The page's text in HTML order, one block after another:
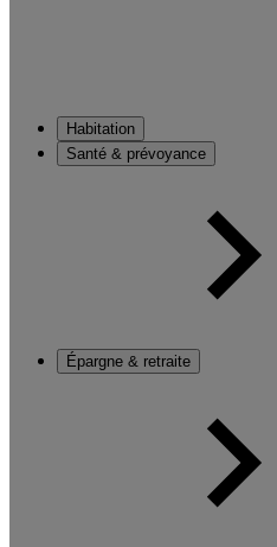
Habitation
Santé & prévoyance
Épargne & retraite